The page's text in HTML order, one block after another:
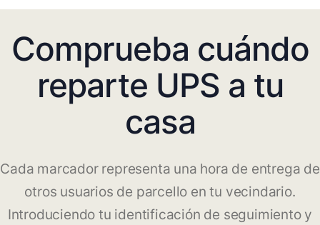
Comprueba cuándo
reparte UPS a tu
casa
Cada marcador representa una hora de entrega de
otros usuarios de parcello en tu vecindario.
Introduciendo tu identificación de seguimiento y